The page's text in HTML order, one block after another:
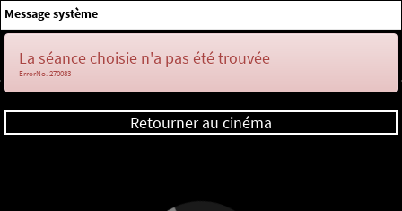
Message système
La séance choisie n'a pas été trouvée
ErrorNo. 270083
Retourner au cinéma